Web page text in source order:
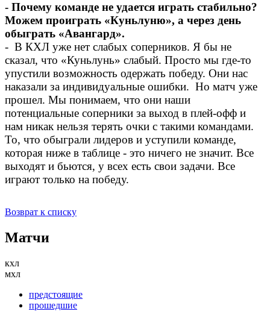
- Почему команде не удается играть стабильно?
Можем проиграть «Куньлуню», а через день
обыграть «Авангард».
- В КХЛ уже нет слабых соперников. Я бы не
сказал, что «Куньлунь» слабый. Просто мы где-то
упустили возможность одержать победу. Они нас
наказали за индивидуальные ошибки. Но матч уже
прошел. Мы понимаем, что они наши
потенциальные соперники за выход в плей-офф и
нам никак нельзя терять очки с такими командами.
То, что обыграли лидеров и уступили команде,
которая ниже в таблице - это ничего не значит. Все
выходят и бьются, у всех есть свои задачи. Все
играют только на победу.
Возврат к списку
Матчи
кхл
мхл
предстоящие
прошедшие